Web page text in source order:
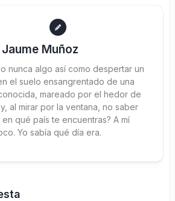
Jaume Muñoz
nunca algo así como despertar un
el suelo ensangrentado de una
mareado por el hedor de
al mirar por la ventana, no saber
qué país te encuentras? A mí
Yo sabía qué día era.